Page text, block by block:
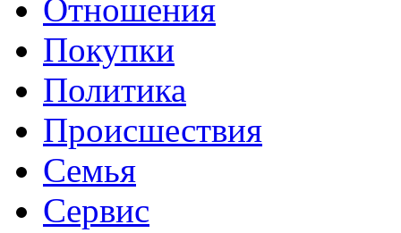
Отношения
Покупки
Политика
Происшествия
Семья
Сервис